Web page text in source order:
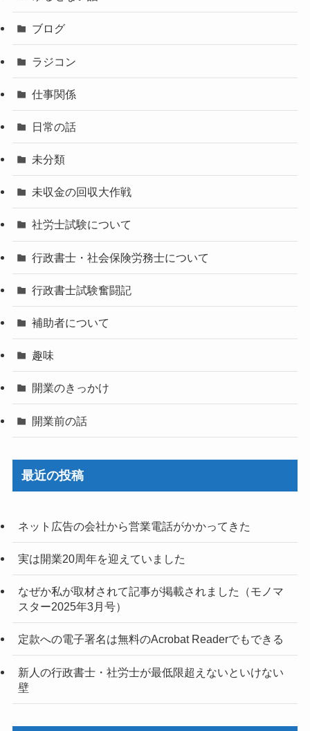
ブログ
ラジコン
仕事関係
日常の話
未分類
未収金の回収大作戦
社労士試験について
行政書士・社会保険労務士について
行政書士試験奮闘記
補助者について
趣味
開業のきっかけ
開業前の話
最近の投稿
ネット広告の会社から営業電話がかかってきた
実は開業20周年を迎えていました
なぜか私が取材されて記事が掲載されました（モノマ
スター2025年3月号）
定款への電子署名は無料のAcrobat Readerでもできる
新人の行政書士・社労士が最低限超えないといけない
壁